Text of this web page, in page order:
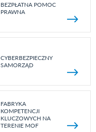
BEZPŁATNA POMOC
PRAWNA
CYBERBEZPIECZNY
SAMORZĄD
FABRYKA
KOMPETENCJI
KLUCZOWYCH NA
TERENIE MOF